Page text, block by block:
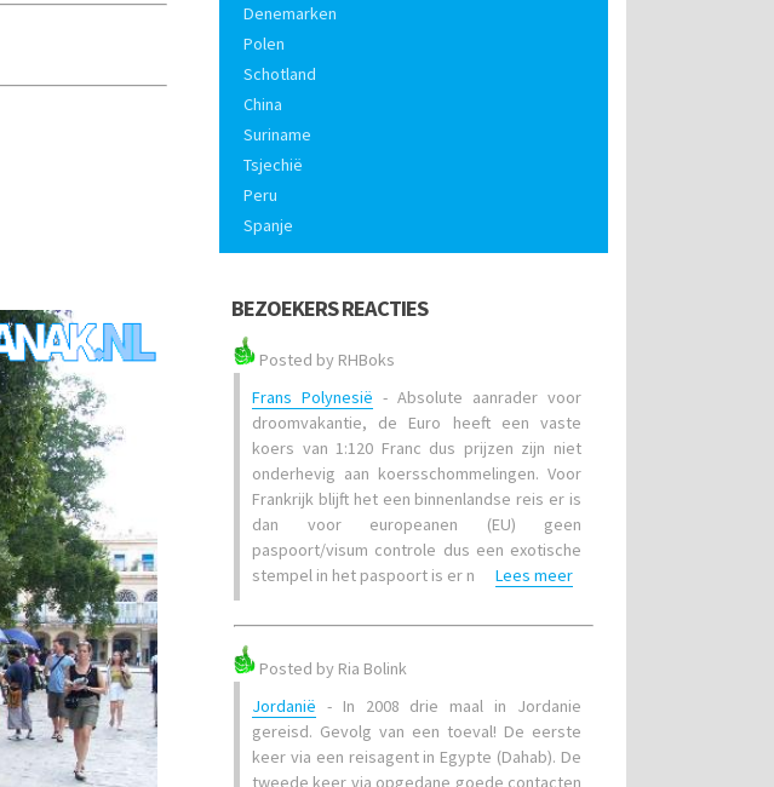
Denemarken
Polen
Schotland
China
Suriname
Tsjechië
Peru
Spanje
BEZOEKERS REACTIES
Posted by RHBoks
Frans Polynesië - Absolute aanrader voor
droomvakantie, de Euro heeft een vaste
koers van 1:120 Franc dus prijzen zijn niet
onderhevig aan koersschommelingen. Voor
Frankrijk blijft het een binnenlandse reis er is
dan voor europeanen (EU) geen
paspoort/visum controle dus een exotische
stempel in het paspoort is er n Lees meer
Posted by Ria Bolink
Jordanië - In 2008 drie maal in Jordanie
gereisd. Gevolg van een toeval! De eerste
keer via een reisagent in Egypte (Dahab). De
tweede keer via opgedane goede contacten